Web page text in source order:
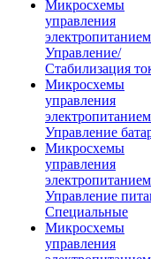
Микросхемы
управления
Управление/
Стабилизация
Микросхемы
управления
Управление
Микросхемы
управления
Управление
Специальные
Микросхемы
управления